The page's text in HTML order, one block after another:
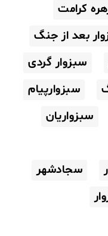
کرامت
بعد از جنگ
سبزوار گردی
سبزوارپیام
سبزواریان
سجادشهر